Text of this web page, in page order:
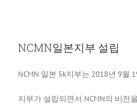
NCMN일본지부 설립
NCMN 일본 5k지부는 2018년 9월
지부가 설립되면서 NCMN의 비전